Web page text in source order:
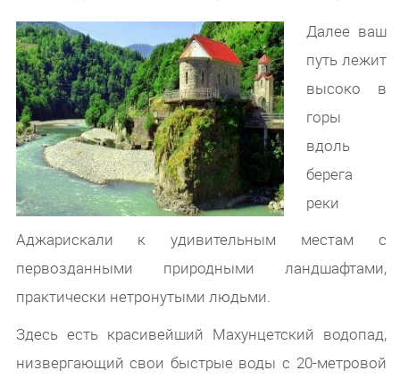
Далее ваш
путь лежит
высоко в
горы
вдоль
берега
реки
Аджарискали к удивительным местам с
первозданными природными ландшафтами,
практически нетронутыми людьми.
Здесь есть красивейший Махунцетский водопад,
низвергающий свои быстрые воды с 20-метровой